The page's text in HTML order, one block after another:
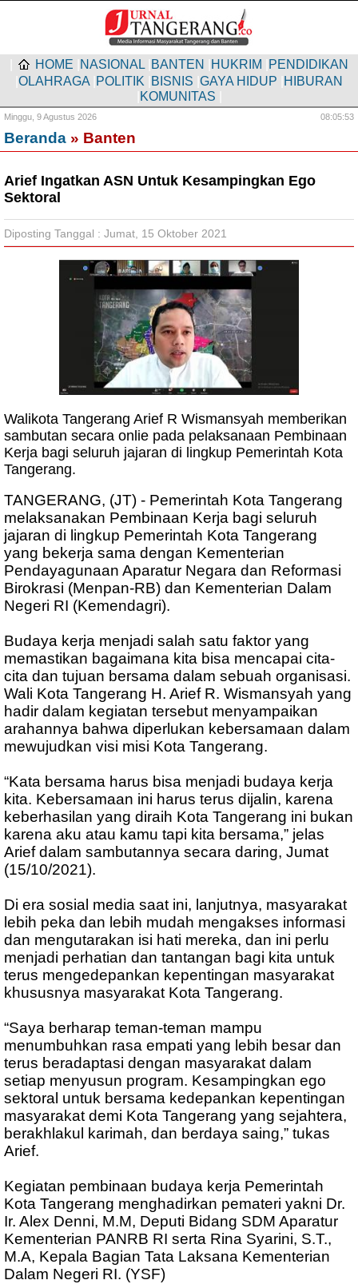
HOME NASIONAL BANTEN HUKRIM PENDIDIKAN
OLAHRAGA POLITIK BISNIS GAYA HIDUP HIBURAN
KOMUNITAS
Minggu, 9 Agustus 2026 08:05:53
Beranda » Banten
Arief Ingatkan ASN Untuk Kesampingkan Ego
Sektoral
Diposting Tanggal : Jumat, 15 Oktober 2021
Walikota Tangerang Arief R Wismansyah memberikan
sambutan secara onlie pada pelaksanaan Pembinaan
Kerja bagi seluruh jajaran di lingkup Pemerintah Kota
Tangerang.
TANGERANG, (JT) - Pemerintah Kota Tangerang
melaksanakan Pembinaan Kerja bagi seluruh
jajaran di lingkup Pemerintah Kota Tangerang
yang bekerja sama dengan Kementerian
Pendayagunaan Aparatur Negara dan Reformasi
Birokrasi (Menpan-RB) dan Kementerian Dalam
Negeri RI (Kemendagri).
Budaya kerja menjadi salah satu faktor yang
memastikan bagaimana kita bisa mencapai cita-
cita dan tujuan bersama dalam sebuah organisasi.
Wali Kota Tangerang H. Arief R. Wismansyah yang
hadir dalam kegiatan tersebut menyampaikan
arahannya bahwa diperlukan kebersamaan dalam
mewujudkan visi misi Kota Tangerang.
“Kata bersama harus bisa menjadi budaya kerja
kita. Kebersamaan ini harus terus dijalin, karena
keberhasilan yang diraih Kota Tangerang ini bukan
karena aku atau kamu tapi kita bersama,” jelas
Arief dalam sambutannya secara daring, Jumat
(15/10/2021).
Di era sosial media saat ini, lanjutnya, masyarakat
lebih peka dan lebih mudah mengakses informasi
dan mengutarakan isi hati mereka, dan ini perlu
menjadi perhatian dan tantangan bagi kita untuk
terus mengedepankan kepentingan masyarakat
khususnya masyarakat Kota Tangerang.
“Saya berharap teman-teman mampu
menumbuhkan rasa empati yang lebih besar dan
terus beradaptasi dengan masyarakat dalam
setiap menyusun program. Kesampingkan ego
sektoral untuk bersama kedepankan kepentingan
masyarakat demi Kota Tangerang yang sejahtera,
berakhlakul karimah, dan berdaya saing,” tukas
Arief.
Kegiatan pembinaan budaya kerja Pemerintah
Kota Tangerang menghadirkan pemateri yakni Dr.
Ir. Alex Denni, M.M, Deputi Bidang SDM Aparatur
Kementerian PANRB RI serta Rina Syarini, S.T.,
M.A, Kepala Bagian Tata Laksana Kementerian
Dalam Negeri RI. (YSF)